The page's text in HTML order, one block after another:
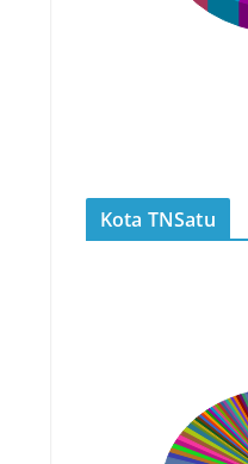
Kota TNSatu